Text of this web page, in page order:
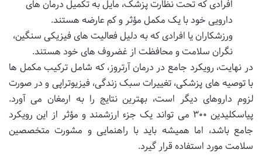
افرادی که تحت نظارت پزشک، مایل به تکمیل درمان های
دارویی خود با یک مکمل مؤثر و کم عارضه هستند.
ورزشکاران یا افرادی که به دلیل فعالیت های فیزیکی سنگین،
نگران سلامت و محافظت از غضروف های خود هستند.
در نهایت، رویکرد جامع در درمان آرتروز، که شامل ترکیب مکمل ها
با توصیه های پزشکی، تغییرات سبک زندگی، فیزیوتراپی و در صورت
لزوم داروهای دیگر است، بهترین نتایج را به ارمغان می آورد.
پیاسکلیدین ۳۰۰ می تواند یک جزء ارزشمند و مؤثر از این رویکرد
جامع باشد، اما همیشه باید با راهنمایی و مشورت متخصصین
سلامت مورد استفاده قرار گیرد.